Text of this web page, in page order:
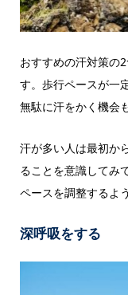
おすすめの汗対策の
す。歩行ペースが一
無駄に汗をかく機会
汗が多い人は最初か
ることを意識してみ
ペースを調整するよ
深呼吸をする